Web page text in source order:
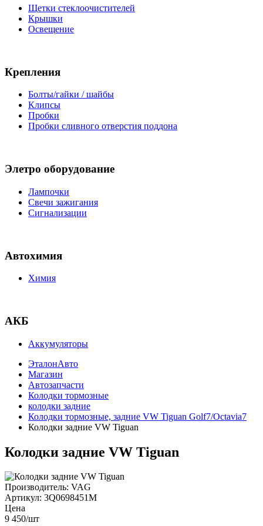
Щетки стеклоочистителей
Крышки
Освещение
Крепления
Болты/гайки / шайбы
Клипсы
Пробки
Пробки сливного отверстия поддона
Элетро оборудование
Лампочки
Свечи зажигания
Сигнализации
Автохимия
Химия
АКБ
Аккумуляторы
ЭталонАвто
Магазин
Автозапчасти
Колодки тормозные
колодки задние
Колодки тормозные, задние VW Tiguan Golf7/Octavia7
Колодки задние VW Tiguan
Колодки задние VW Tiguan
Производитель: VAG
Артикул: 3Q0698451M
Цена
9 450/шт